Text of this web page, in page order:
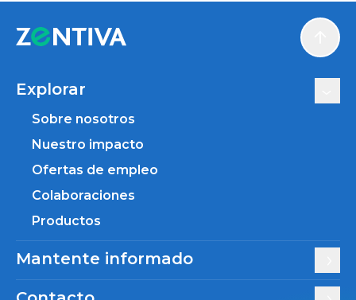
Explorar
Sobre nosotros
Nuestro impacto
Ofertas de empleo
Colaboraciones
Productos
Mantente informado